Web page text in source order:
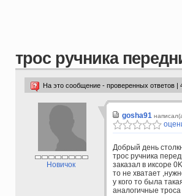
трос ручника
На это сообщение - проверенных ответов |
Новичок
gosha91
Добрый день
трос ручника
заказал в иксоре
то не хватает
у кого то была
аналогичные